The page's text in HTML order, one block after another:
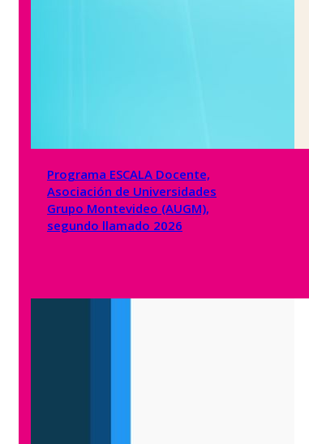
Programa ESCALA Docente,
Asociación de Universidades
Grupo Montevideo (AUGM),
segundo llamado 2026